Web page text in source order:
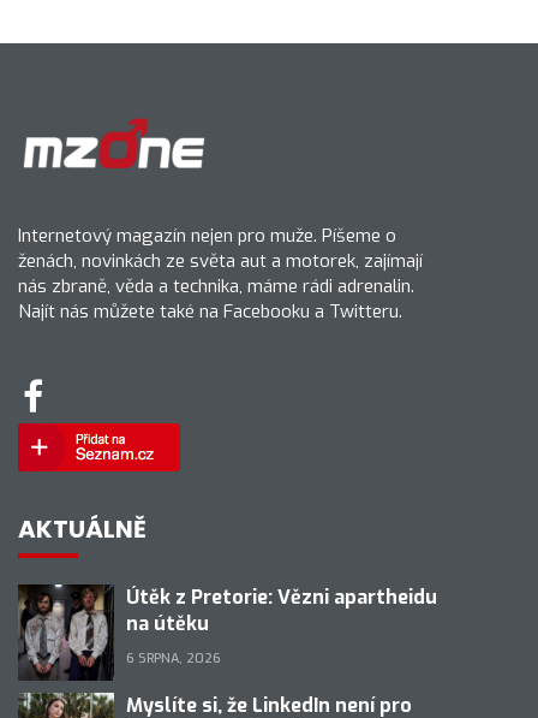
Internetový magazín nejen pro muže. Píšeme o
ženách, novinkách ze světa aut a motorek, zajímají
nás zbraně, věda a technika, máme rádi adrenalin.
Najít nás můžete také na Facebooku a Twitteru.
AKTUÁLNĚ
Útěk z Pretorie: Vězni apartheidu
na útěku
6 SRPNA, 2026
Myslíte si, že LinkedIn není pro